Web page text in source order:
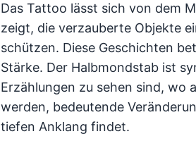
Das Tattoo lässt sich von dem
zeigt, die verzauberte Objekte
schützen. Diese Geschichten
Stärke. Der Halbmondstab ist
Erzählungen zu sehen sind, wo
werden, bedeutende
tiefen Anklang findet.